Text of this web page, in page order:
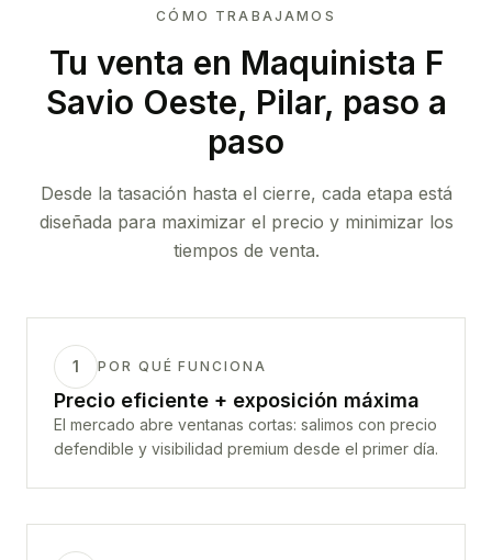
CÓMO TRABAJAMOS
Tu venta en Maquinista F
Savio Oeste, Pilar, paso a
paso
Desde la tasación hasta el cierre, cada etapa está
diseñada para maximizar el precio y minimizar los
tiempos de venta.
1 POR QUÉ FUNCIONA
Precio eficiente + exposición máxima
El mercado abre ventanas cortas: salimos con precio
defendible y visibilidad premium desde el primer día.